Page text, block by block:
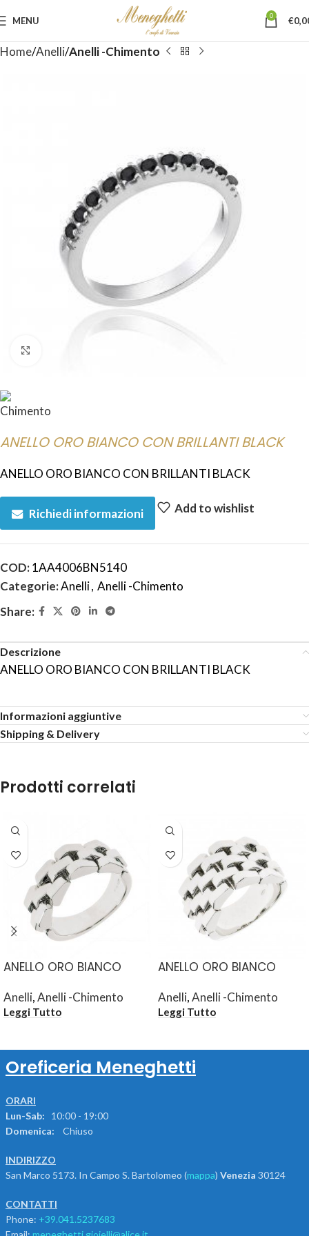
MENU 0 €
Home Anelli Anelli -Chimento
ANELLO ORO BIANCO CON BRILLANTI BLACK
ANELLO ORO BIANCO CON BRILLANTI BLACK
Richiedi informazioni Add to wishlist
COD:1AA4006BN5140
Categorie:Anelli, Anelli -Chimento
Share:
Descrizione
ANELLO ORO BIANCO CON BRILLANTI BLACK
Informazioni aggiuntive
Shipping & Delivery
Prodotti correlati
ANELLO ORO BIANCO
Anelli,Anelli -Chimento
Leggi Tutto
ANELLO ORO BIANCO
Anelli,Anelli -Chimento
Leggi Tutto
Oreficeria Meneghetti
ORARI
Lun-Sab: 10:00 - 19:00
Domenica:
Chiuso
INDIRIZZO
San Marco 5173. In Campo S. Bartolomeo (mappa) Venezia 30124
CONTATTI
Phone: +39.041.5237683